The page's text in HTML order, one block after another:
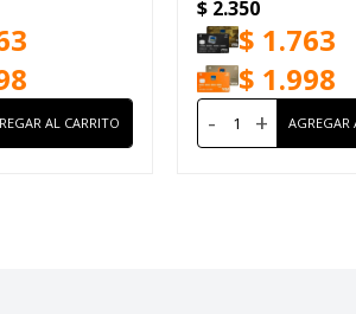
FPS50+ 50ml
$ 2.350
$ 1.763
$ 1.998
- +